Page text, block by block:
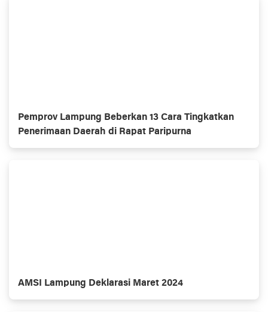
Pemprov Lampung Beberkan 13 Cara Tingkatkan
Penerimaan Daerah di Rapat Paripurna
AMSI Lampung Deklarasi Maret 2024